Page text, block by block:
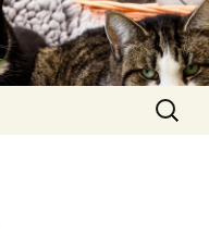
Suchen
nach: